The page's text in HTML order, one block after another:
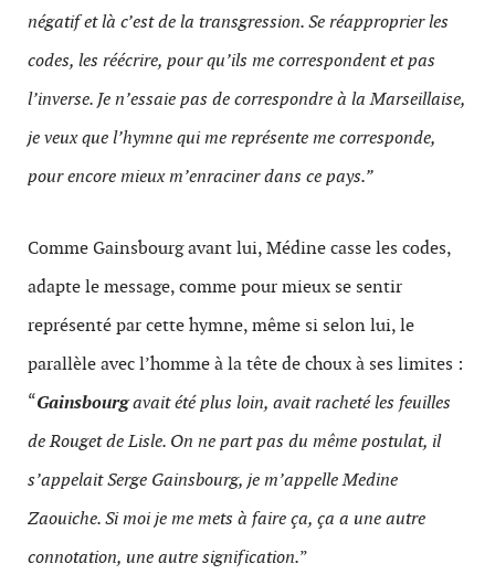
négatif et là c’est de la transgression. Se réapproprier les
codes, les réécrire, pour qu’ils me correspondent et pas
l’inverse. Je n’essaie pas de correspondre à la Marseillaise,
je veux que l’hymne qui me représente me corresponde,
pour encore mieux m’enraciner dans ce pays.”
Comme Gainsbourg avant lui, Médine casse les codes,
adapte le message, comme pour mieux se sentir
représenté par cette hymne, même si selon lui, le
parallèle avec l’homme à la tête de choux à ses limites :
“Gainsbourgavait été plus loin, avait racheté les feuilles
de Rouget de Lisle. On ne part pas du même postulat, il
s’appelait Serge Gainsbourg, je m’appelle Medine
Zaouiche. Si moi je me mets à faire ça, ça a une autre
connotation, une autre signification.”